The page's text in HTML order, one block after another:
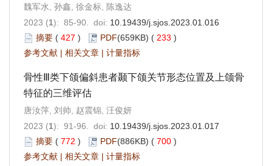
魏军水, 孙鑫, 徐金标, 陈逸达
2023 (1): 85-90. doi: 10.19439/j.sjos.2023.01.016
摘要 ( 427 ) PDF(659KB) ( 233 )
参考文献 | 相关文章 | 计量指标
骨性Ⅲ类下颌偏斜患者颞下颌关节形态位置及上颌骨
特征的三维评估
唐汝萍, 刘帅, 赵震锦, 汪俊妍
2023 (1): 91-96. doi: 10.19439/j.sjos.2023.01.017
摘要 ( 772 ) PDF(886KB) ( 700 )
参考文献 | 相关文章 | 计量指标